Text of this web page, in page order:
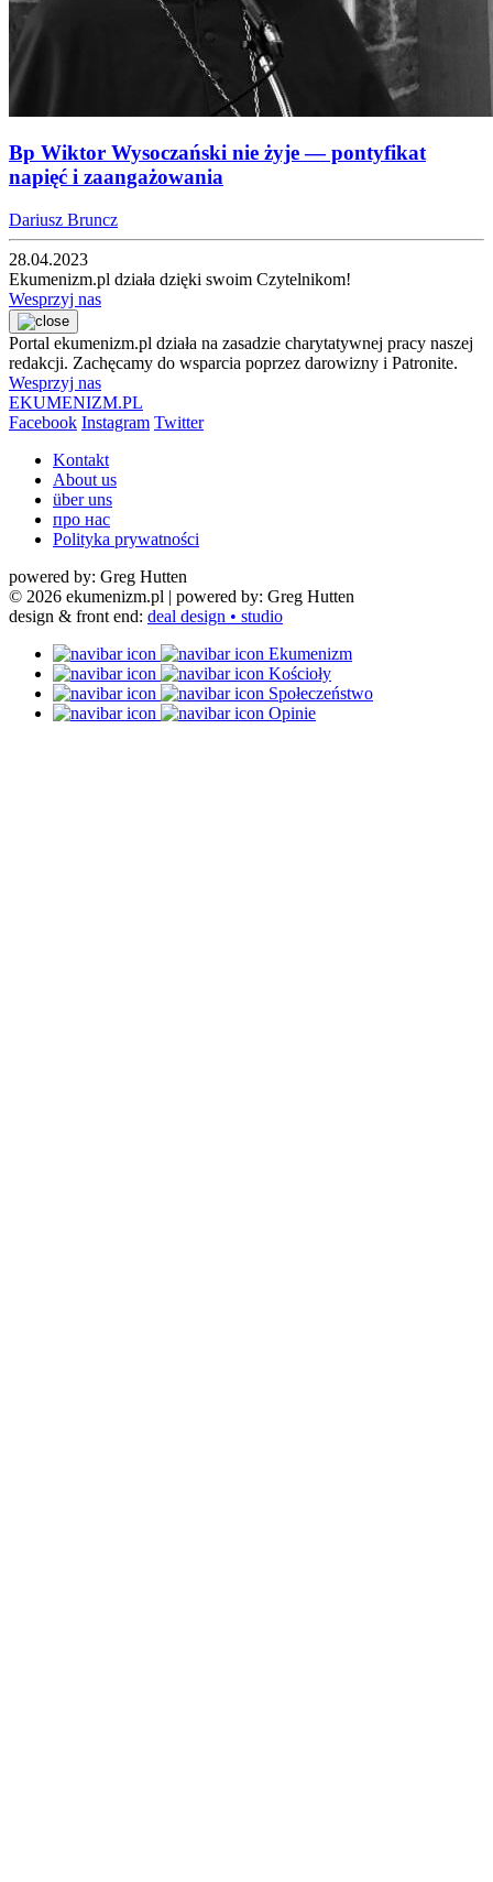
Bp Wiktor Wysoczański nie żyje — pontyfikat
napięć i zaangażowania
Dariusz Bruncz
28.04.2023
Ekumenizm.pl działa dzięki swoim Czytelnikom!
Wesprzyj nas
Portal ekumenizm.pl działa na zasadzie charytatywnej pracy naszej
redakcji. Zachęcamy do wsparcia poprzez darowizny i Patronite.
Wesprzyj nas
EKUMENIZM.PL
Facebook Instagram Twitter
Kontakt
About us
über uns
про нас
Polityka prywatności
powered by: Greg Hutten
© 2026 ekumenizm.pl | powered by: Greg Hutten
design & front end: deal design • studio
Ekumenizm
Kościoły
Społeczeństwo
Opinie